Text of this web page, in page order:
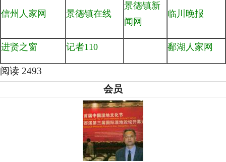
信州人家网 景德镇在线
景德镇新
闻网
临川晚报
进贤之窗 记者110 鄱湖人家网
阅读 2493
会员